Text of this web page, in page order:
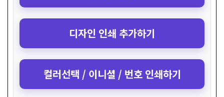
디자인 인쇄 추가하기
컬러선택 / 이니셜 / 번호 인쇄하기